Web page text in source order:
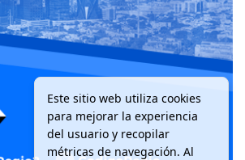
Este sitio web utiliza cookies
para mejorar la experiencia
del usuario y recopilar
métricas de navegación. Al